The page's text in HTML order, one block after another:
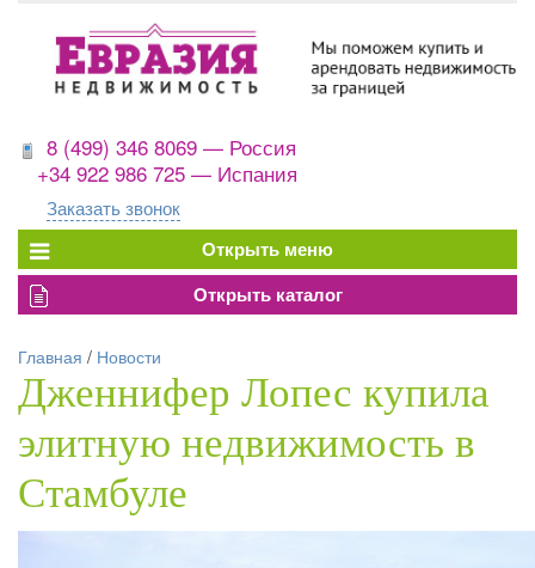
8 (499) 346 8069 — Россия
+34 922 986 725 — Испания
Заказать звонок
Главная / Новости
Дженнифер Лопес купила
элитную недвижимость в
Стамбуле